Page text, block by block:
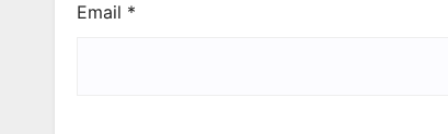
Email *